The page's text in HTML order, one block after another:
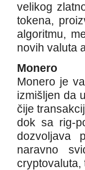
velikog
tokena,
algoritmu,
novih valuta
Monero
Monero je
izmišljen da
čije
dok sa rig-
dozvoljava
naravno